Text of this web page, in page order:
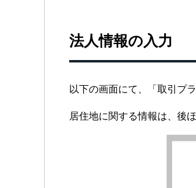
法人情報の入力
以下の画面にて、「取引プ
居住地に関する情報は、後